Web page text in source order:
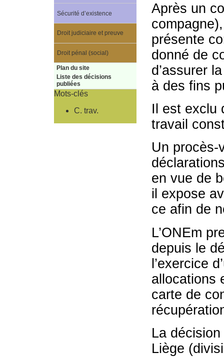
Après un
présente
donné de
d’assurer
à des fins
Il est exclu
travail
Un procès-
en vue de
il expose
ce afin de
L’ONEm
depuis le
l’exercice
allocations
carte de
La
Liège
Sécurité d’existence
Droit judiciaire et preuve
Droit pénal (social)
Plan du site
Liste des décisions
publiées
Mots-clés
C. trav.